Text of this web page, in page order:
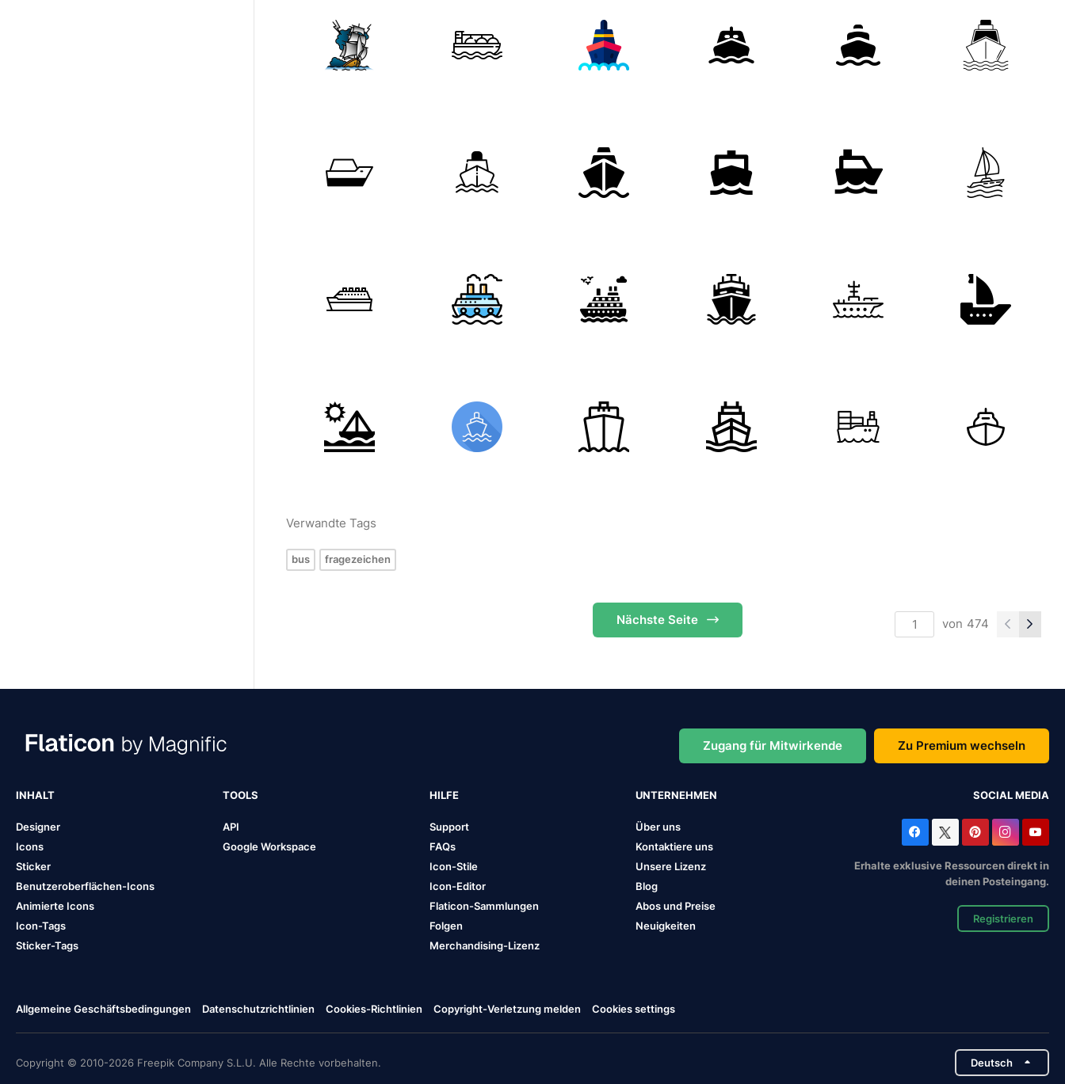
Verwandte Tags
bus fragezeichen
Nächste Seite von 474
Zugang für Mitwirkende Zu Premium wechseln
INHALT
Designer
Icons
Sticker
Benutzeroberflächen-Icons
Animierte Icons
Icon-Tags
Sticker-Tags
TOOLS
API
Google Workspace
HILFE
Support
FAQs
Icon-Stile
Icon-Editor
Flaticon-Sammlungen
Folgen
Merchandising-Lizenz
UNTERNEHMEN
Über uns
Kontaktiere uns
Unsere Lizenz
Blog
Abos und Preise
Neuigkeiten
SOCIAL MEDIA
Erhalte exklusive Ressourcen direkt in
deinen Posteingang.
Registrieren
Allgemeine Geschäftsbedingungen Datenschutzrichtlinien Cookies-Richtlinien Copyright-Verletzung melden Cookies settings
Copyright © 2010-2026 Freepik Company S.L.U. Alle Rechte vorbehalten. Deutsch